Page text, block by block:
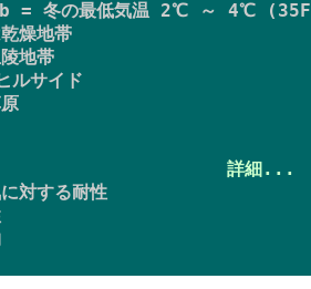
= 冬の最低気温 2℃ ～ 4℃
燥地帯
地帯
ルサイド
詳細...
対する耐性